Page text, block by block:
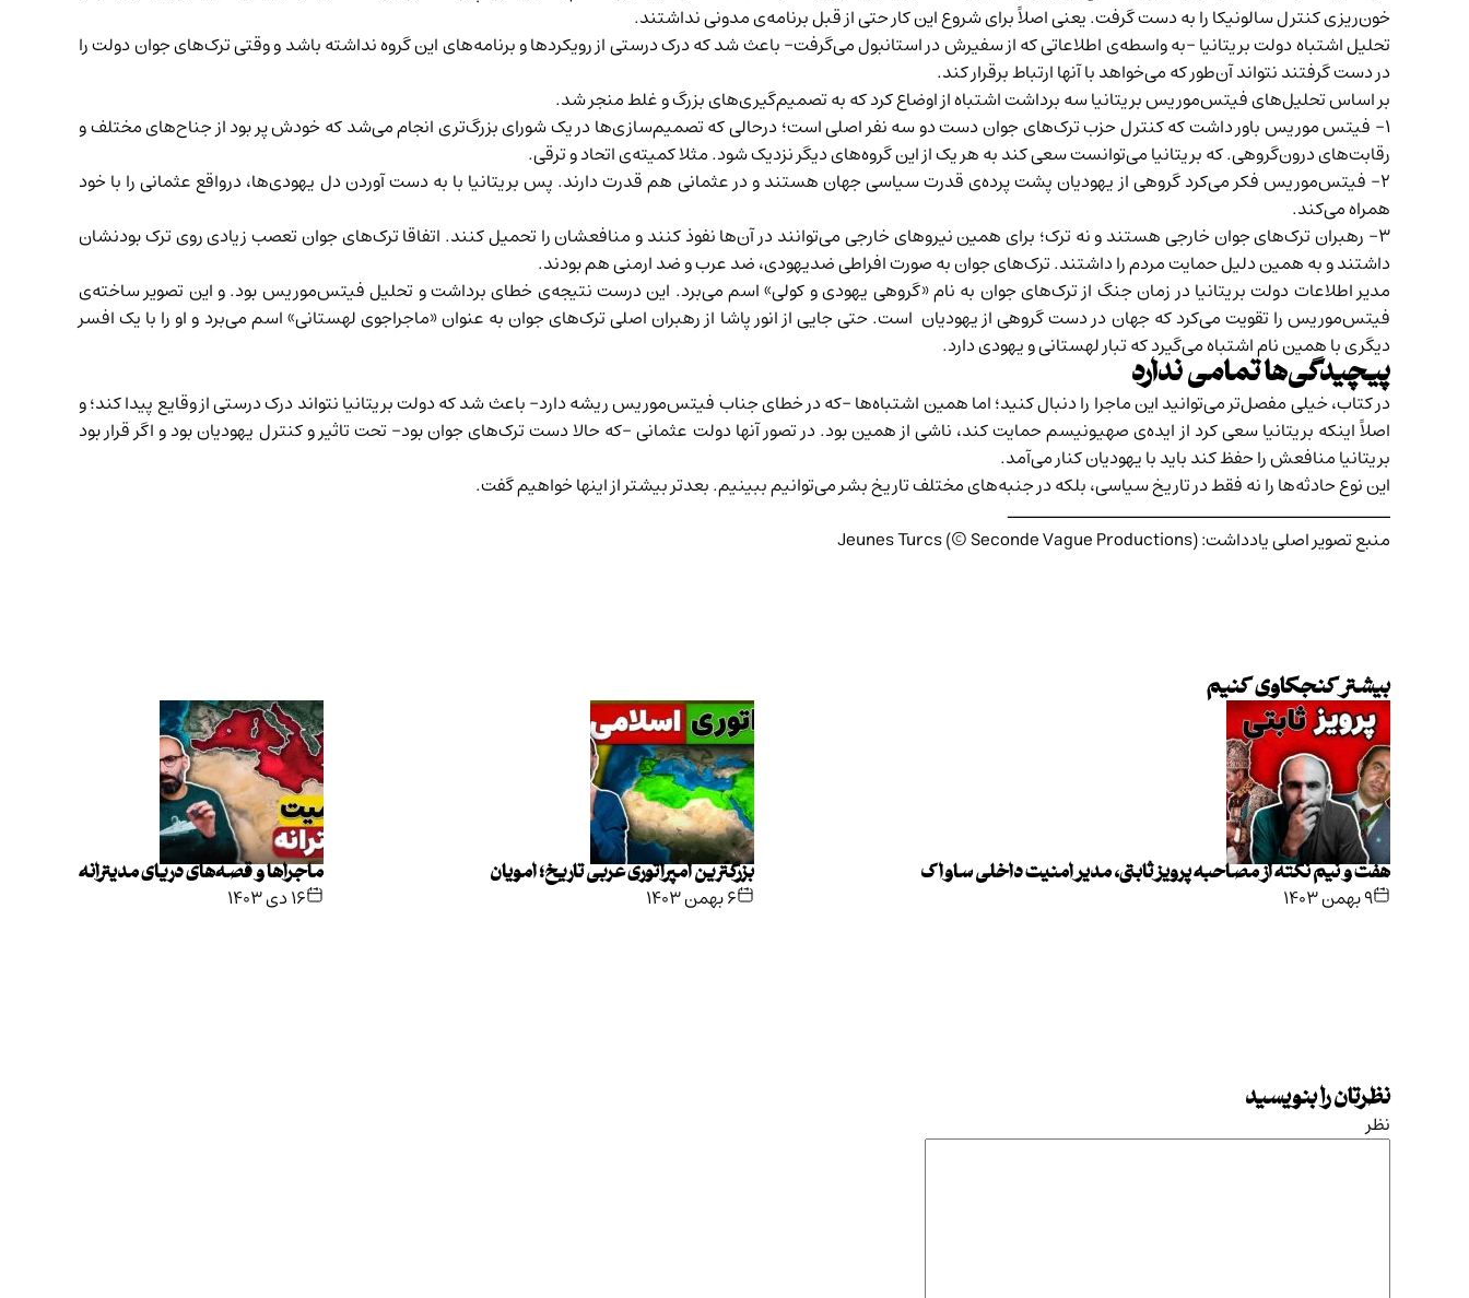
خون‌ریزی کنترل سالونیکا را به دست گرفت. یعنی اصلاً برای شروع این کار حتی از قبل برنامه‌ی مدونی نداشتند.
تحلیل اشتباه دولت بریتانیا -به واسطه‌ی اطلاعاتی که از سفیرش در استانبول می‌گرفت- باعث شد که درک درستی از رویکردها و برنامه‌های این گروه نداشته باشد و وقتی ترک‌های جوان دولت را
در دست گرفتند نتواند آن‌طور که می‌خواهد با آنها ارتباط برقرار کند.
بر اساس تحلیل‌های فیتس‌موریس بریتانیا سه برداشت اشتباه از اوضاع کرد که به تصمیم‌گیری‌های بزرگ و غلط منجر شد.
۱- فیتس موریس باور داشت که کنترل حزب ترک‌های جوان دست دو سه نفر اصلی است؛ درحالی که تصمیم‌سازی‌ها در یک شورای بزرگ‌تری انجام می‌شد که خودش پر بود از جناح‌های مختلف و
رقابت‌های درون‌گروهی. که بریتانیا می‌توانست سعی کند به هر یک از این گروه‌های دیگر نزدیک شود. مثلا کمیته‌ی اتحاد و ترقی.
۲- فیتس‌موریس فکر می‌کرد گروهی از یهودیان پشت پرده‌ی قدرت سیاسی جهان هستند و در عثمانی هم قدرت دارند. پس بریتانیا با به دست آوردن دل یهودی‌ها، درواقع عثمانی را با خود
همراه می‌کند.
۳- رهبران ترک‌های جوان خارجی هستند و نه ترک؛ برای همین نیروهای خارجی می‌توانند در آن‌ها نفوذ کنند و منافعشان را تحمیل کنند. اتفاقا ترک‌های جوان تعصب زیادی روی ترک بودنشان
داشتند و به همین دلیل حمایت مردم را داشتند. ترک‌های جوان به صورت افراطی ضدیهودی، ضد عرب و ضد ارمنی هم بودند.
مدیر اطلاعات دولت بریتانیا در زمان جنگ از ترک‌های جوان به نام «گروهی یهودی و کولی» اسم می‌برد. این درست نتیجه‌ی خطای برداشت و تحلیل فیتس‌موریس بود. و این تصویر ساخته‌ی
فیتس‌موریس را تقویت می‌کرد که جهان در دست گروهی از یهودیان است. حتی جایی از انور پاشا از رهبران اصلی ترک‌های جوان به عنوان «ماجراجوی لهستانی» اسم می‌برد و او را با یک افسر
دیگری با همین نام اشتباه می‌گیرد که تبار لهستانی و یهودی دارد.
پیچیدگی‌ها تمامی ندارد
در کتاب، خیلی مفصل‌تر می‌توانید این ماجرا را دنبال کنید؛ اما همین اشتباه‌ها -که در خطای جناب فیتس‌موریس ریشه دارد- باعث شد که دولت بریتانیا نتواند درک درستی از وقایع پیدا کند؛ و
اصلاً اینکه بریتانیا سعی کرد از ایده‌ی صهیونیسم حمایت کند، ناشی از همین بود. در تصور آنها دولت عثمانی -که حالا دست ترک‌های جوان بود- تحت تاثیر و کنترل یهودیان بود و اگر قرار بود
بریتانیا منافعش را حفظ کند باید با یهودیان کنار می‌آمد.
این نوع حادثه‌ها را نه فقط در تاریخ سیاسی، بلکه در جنبه‌های مختلف تاریخ بشر می‌توانیم ببینیم. بعدتر بیشتر از اینها خواهیم گفت.
ــــــــــــــــــــــــــــــــــــــــــــــــــ
منبع تصویر اصلی یادداشت: Jeunes Turcs (© Seconde Vague Productions)
بیشتر کنجکاوی کنیم
هفت و نیم نکته از مصاحبه پرویز ثابتی، مدیر امنیت داخلی ساواک
۹ بهمن ۱۴۰۳
بزرگترین امپراتوری عربی تاریخ؛ امویان
۶ بهمن ۱۴۰۳
ماجراها و قصه‌های دریای مدیترانه
۱۶ دی ۱۴۰۳
نظرتان را بنویسید
نظر